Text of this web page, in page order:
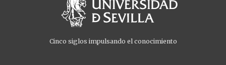
Cinco siglos impulsando el conocimiento